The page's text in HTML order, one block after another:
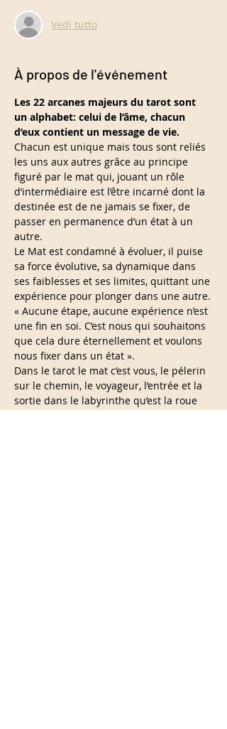
Vedi tutto
À propos de l'événement
Les 22 arcanes majeurs du tarot sont
un alphabet: celui de l’âme, chacun
d’eux contient un message de vie.
Chacun est unique mais tous sont reliés
les uns aux autres grâce au principe
figuré par le mat qui, jouant un rôle
d’intermédiaire est l’être incarné dont la
destinée est de ne jamais se fixer, de
passer en permanence d’un état à un
autre.
Le Mat est condamné à évoluer, il puise
sa force évolutive, sa dynamique dans
ses faiblesses et ses limites, quittant une
expérience pour plonger dans une autre.
« Aucune étape, aucune expérience n’est
une fin en soi. C’est nous qui souhaitons
que cela dure éternellement et voulons
nous fixer dans un état ».
Dans le tarot le mat c’est vous, le pélerin
sur le chemin, le voyageur, l’entrée et la
sortie dans le labyrinthe qu’est la roue